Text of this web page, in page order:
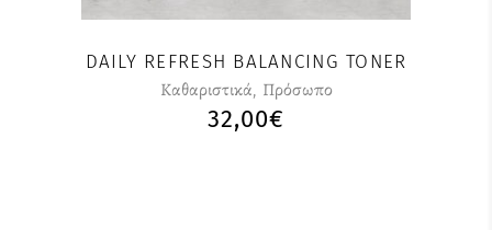
DAILY REFRESH BALANCING TONER
Καθαριστικά, Πρόσωπο
32,00€